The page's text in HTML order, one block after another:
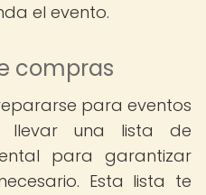
el evento.
compras
para eventos
llevar una lista de
para garantizar
Esta lista te